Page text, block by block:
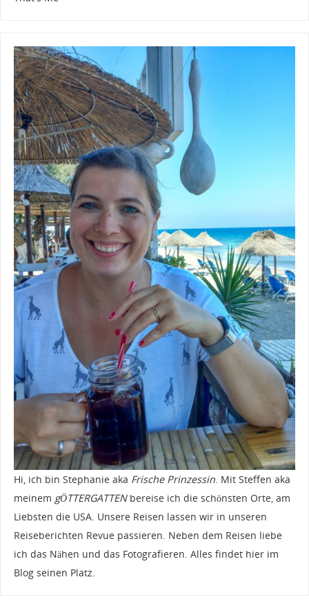
Hi, ich bin Stephanie aka Frische Prinzessin. Mit Steffen aka
meinem gÖTTERGATTENbereise ich die schönsten Orte, am
Liebsten die USA. Unsere Reisen lassen wir in unseren
Reiseberichten Revue passieren. Neben dem Reisen liebe
ich das Nähen und das Fotografieren. Alles findet hier im
Blog seinen Platz.